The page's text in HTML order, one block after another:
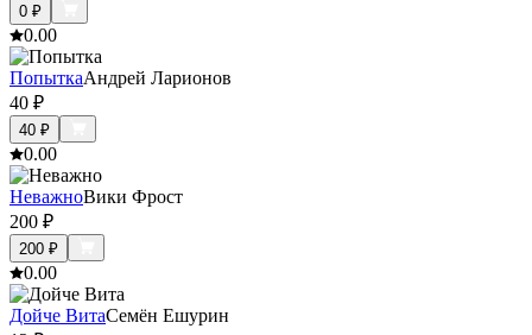
0 ₽
0.00
ПопыткаАндрей Ларионов
40 ₽
40 ₽
0.00
НеважноBики Фрост
200 ₽
200 ₽
0.00
Дойче ВитаСемён Ешурин